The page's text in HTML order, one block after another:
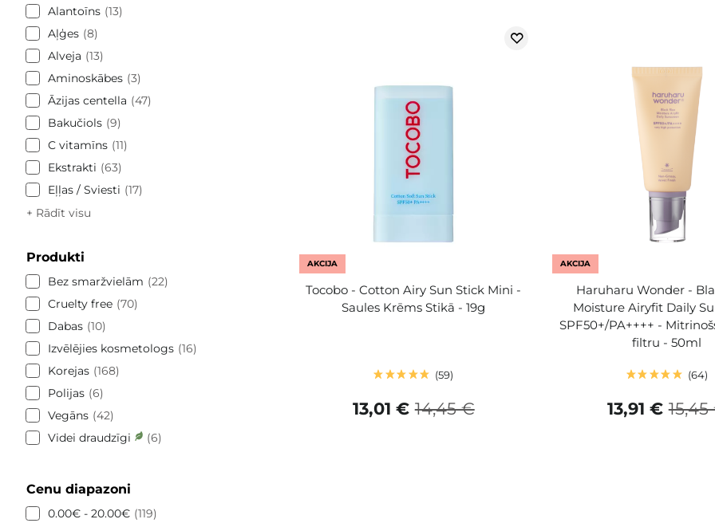
Alantoīns 13
Aļģes 8
Alveja
13
Aminoskābes 3
Āzijas centella
47
Bakučiols 9
C vitamīns 11
Ekstrakti
63
Eļļas / Sviesti
17
+ Rādīt visu
Produkti
Bez smaržvielām
22
Cruelty free 70
Dabas 10
Izvēlējies kosmetologs 16
Korejas 168
Polijas 6
Vegāns 42
Videi draudzīgi
6
Cenu diapazoni
0.00€ - 20.00€ 119
AKCIJA
Tocobo - Cotton Airy Sun Stick Mini -
Saules Krēms Stikā - 19g
59
14,45 €
13,01 €
AKCIJA
Haruharu Wonder -
Moisture Airyfit Daily
SPF50+/PA++++ -
filtru - 50ml
64
13,91 €